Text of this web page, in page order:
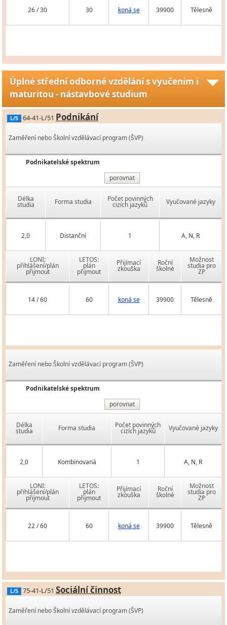
26 / 30 30 koná se 39900 Tělesně
Úplné střední odborné vzdělání s vyučením i
maturitou - nástavbové studium
L/5 64-41-L/51 Podnikání
Zaměření nebo Školní vzdělávací program (ŠVP)
Podnikatelské spektrum
porovnat
Délka
studia Forma studia Počet povinných
cizích jazyků Vyučované jazyky
2,0 Distanční 1 A, N, R
LONI:
přihlášení/plán
přijmout
LETOS:
plán
přijmout
Přijímací
zkouška
Roční
školné
Možnost
studia pro
ZP
14 / 60 60 koná se 39900 Tělesně
Zaměření nebo Školní vzdělávací program (ŠVP)
Podnikatelské spektrum
porovnat
Délka
studia Forma studia Počet povinných
cizích jazyků Vyučované jazyky
2,0 Kombinovaná 1 A, N, R
LONI:
přihlášení/plán
přijmout
LETOS:
plán
přijmout
Přijímací
zkouška
Roční
školné
Možnost
studia pro
ZP
22 / 60 60 koná se 39900 Tělesně
L/5 75-41-L/51 Sociální činnost
Zaměření nebo Školní vzdělávací program (ŠVP)